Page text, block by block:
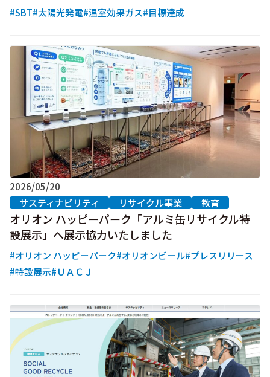
#SBT#太陽光発電#温室効果ガス#目標達成
2026/05/20
サスティナビリティ
リサイクル事業 教育
オリオン ハッピーパーク「アルミ缶リサイクル特
設展示」へ展示協力いたしました
#オリオン ハッピーパーク#オリオンビール#プレスリリース
#特設展示#ＵＡＣＪ